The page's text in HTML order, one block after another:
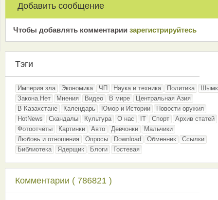
Добавить сообщение
Чтобы добавлять комментарии зарeгиcтрирyйтeсь
Тэги
Империя зла Экономика ЧП Наука и техника Политика
Закона.Нет
Мнения Видео В мире
Центральная Азия
В Казахстане
Календарь Юмор и Истории
Новости оружия
HotNews
Скандалы Культура О нас IT Спорт
Архив статей
Фотоотчёты
Картинки Авто Девчонки
Мальчики
Любовь и отношения
Опросы Download Обменник
Ссылки
Библиотека
Ядерщик Блоги Гостевая
Комментарии ( 786821 )